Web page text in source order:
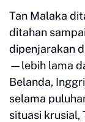
Tan Malaka
ditahan
dipenjarakan
—lebih lama
Belanda,
selama
situasi krusial,